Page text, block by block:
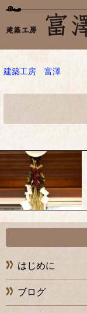
建築工房 富澤
はじめに
ブログ